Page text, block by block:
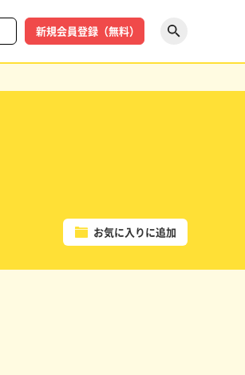
新規会員登録（無料）
お気に入りに追加